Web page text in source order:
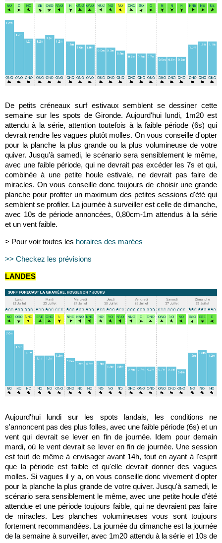
De petits créneaux surf estivaux semblent se dessiner cette
semaine sur les spots de Gironde. Aujourd'hui lundi, 1m20 est
attendu à la série, attention toutefois à la faible période (6s) qui
devrait rendre les vagues plutôt molles. On vous conseille d'opter
pour la planche la plus grande ou la plus volumineuse de votre
quiver. Jusqu'à samedi, le scénario sera sensiblement le même,
avec une faible période, qui ne devrait pas excéder les 7s et qui,
combinée à une petite houle estivale, ne devrait pas faire de
miracles. On vous conseille donc toujours de choisir une grande
planche pour profiter un maximum des petites sessions d'été qui
semblent se profiler. La journée à surveiller est celle de dimanche,
avec 10s de période annoncées, 0,80cm-1m attendus à la série
et un vent faible.
> Pour voir toutes les horaires des marées
>> Checkez les prévisions
LANDES
Aujourd'hui lundi sur les spots landais, les conditions ne
s'annoncent pas des plus folles, avec une faible période (6s) et un
vent qui devrait se lever en fin de journée. Idem pour demain
mardi, où le vent devrait se lever en fin de journée. Une session
est tout de même à envisager avant 14h, tout en ayant à l'esprit
que la période est faible et qu'elle devrait donner des vagues
molles. Si vagues il y a, on vous conseille donc vivement d'opter
pour la planche la plus grande de votre quiver. Jusqu'à samedi, le
scénario sera sensiblement le même, avec une petite houle d'été
attendue et une période toujours faible, qui ne devraient pas faire
de miracles. Les planches volumineuses vous sont toujours
fortement recommandées. La journée du dimanche est la journée
de la semaine à surveiller, avec 1m20 attendu à la série et 10s de